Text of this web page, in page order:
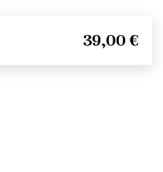
39,00 €